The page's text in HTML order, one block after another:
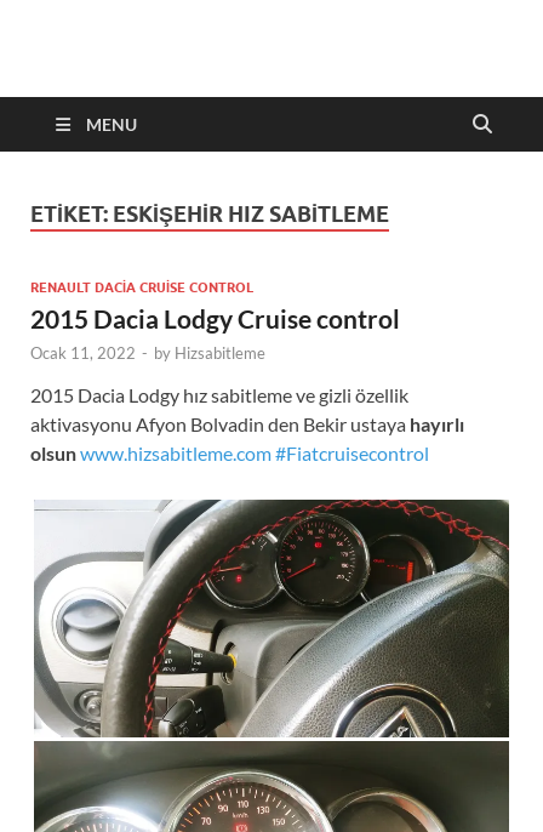
Hizsabitleme.com
MENU
ETIKET: ESKIŞEHIR HIZ SABITLEME
RENAULT DACIA CRUISE CONTROL
2015 Dacia Lodgy Cruise control
Ocak 11, 2022 - by Hizsabitleme
2015 Dacia Lodgy hız sabitleme ve gizli özellik
aktivasyonu Afyon Bolvadin den Bekir ustaya hayırlı
olsunwww.hizsabitleme.com#Fiatcruisecontrol